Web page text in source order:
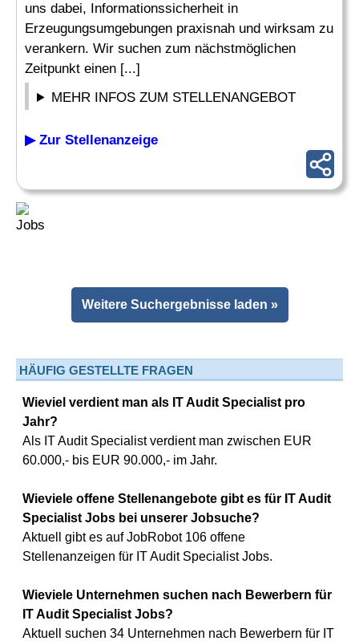
uns dabei, Informationssicherheit in
Erzeugungsumgebungen praxisnah und wirksam zu
verankern. Wir suchen zum nächstmöglichen
Zeitpunkt einen [...]
MEHR INFOS ZUM STELLENANGEBOT
▶ Zur Stellenanzeige
Weitere Suchergebnisse laden »
HÄUFIG GESTELLTE FRAGEN
Wieviel verdient man als IT Audit Specialist pro
Jahr?
Als IT Audit Specialist verdient man zwischen EUR
60.000,- bis EUR 90.000,- im Jahr.
Wieviele offene Stellenangebote gibt es für IT Audit
Specialist Jobs bei unserer Jobsuche?
Aktuell gibt es auf JobRobot 106 offene
Stellenanzeigen für IT Audit Specialist Jobs.
Wieviele Unternehmen suchen nach Bewerbern für
IT Audit Specialist Jobs?
Aktuell suchen 34 Unternehmen nach Bewerbern für IT